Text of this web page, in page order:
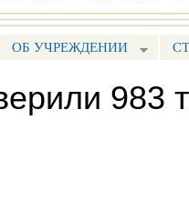
ОБ УЧРЕЖДЕНИИ
983